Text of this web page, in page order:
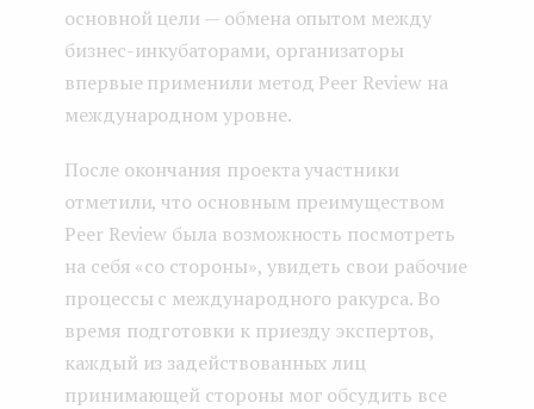
основной цели — обмена опытом между
бизнес-инкубаторами, организаторы
впервые применили метод Peer Review на
международном уровне.
После окончания проекта участники
отметили, что основным преимуществом
Peer Review была возможность посмотреть
на себя «со стороны», увидеть свои рабочие
процессы с международного ракурса. Во
время подготовки к приезду экспертов,
каждый из задействованных лиц
принимающей стороны мог обсудить все